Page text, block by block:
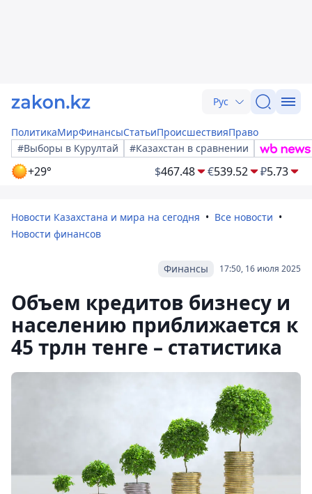
Рус
ПолитикаМирФинансыСтатьиПроисшествияПраво
#Выборы в Курултай
#Казахстан в сравнении
+29° $467.48 €539.52 ₽5.73
Новости Казахстана и мира на сегодня
Все новости
Новости финансов
17:50, 16 июля 2025
Финансы
Объем кредитов бизнесу и
населению приближается к
45 трлн тенге – статистика